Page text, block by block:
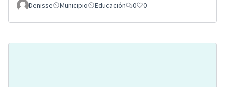
Denisse
Municipio Educación 0 0